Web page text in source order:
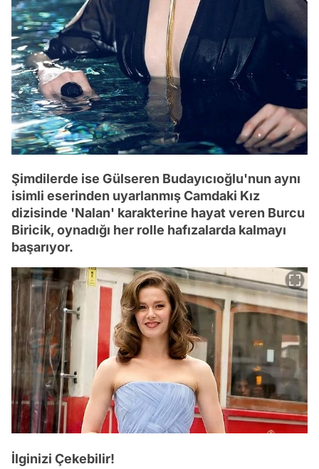
Şimdilerde ise Gülseren Budayıcıoğlu'nun aynı
isimli eserinden uyarlanmış Camdaki Kız
dizisinde 'Nalan' karakterine hayat veren Burcu
Biricik, oynadığı her rolle hafızalarda kalmayı
başarıyor.
İlginizi Çekebilir!